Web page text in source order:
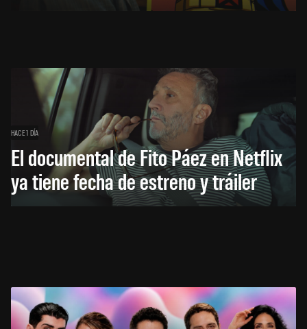
HACE 1 DÍA
El documental de Fito Páez en Netflix
ya tiene fecha de estreno y tráiler